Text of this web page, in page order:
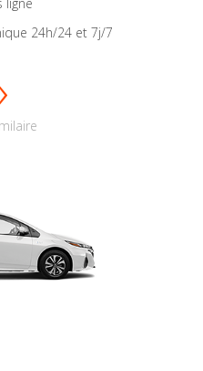
24h/24 et 7j/7